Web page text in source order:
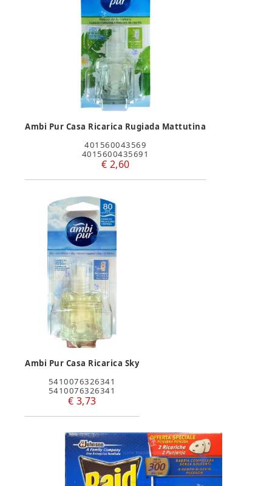
Ambi Pur Casa Ricarica Rugiada Mattutina
401560043569
4015600435691
€ 2,60
Ambi Pur Casa Ricarica Sky
5410076326341
5410076326341
€ 3,73